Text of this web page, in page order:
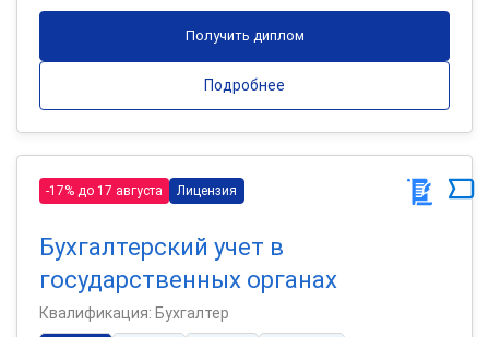
Получить диплом
Подробнее
-17% до 17 августа Лицензия
Бухгалтерский учет в
государственных органах
Квалификация: Бухгалтер